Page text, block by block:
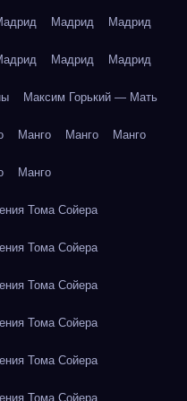
Мадрид Мадрид
Мадрид Мадрид
Максим Горький — Мать
Манго Манго Манго
Манго
Тома Сойера
Тома Сойера
Тома Сойера
Тома Сойера
Тома Сойера
Тома Сойера